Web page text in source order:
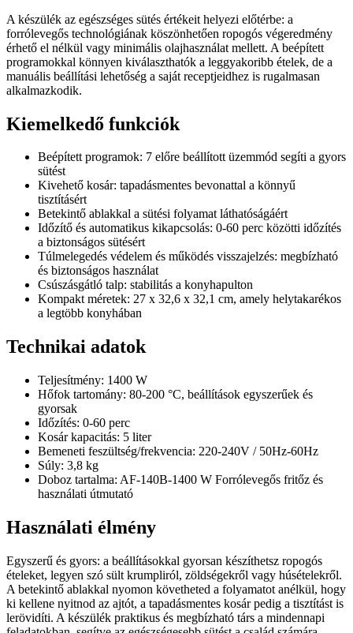
A készülék az egészséges sütés értékeit helyezi előtérbe: a
forrólevegős technológiának köszönhetően ropogós végeredmény
érhető el nélkül vagy minimális olajhasználat mellett. A beépített
programokkal könnyen kiválaszthatók a leggyakoribb ételek, de a
manuális beállítási lehetőség a saját receptjeidhez is rugalmasan
alkalmazkodik.
Kiemelkedő funkciók
Beépített programok: 7 előre beállított üzemmód segíti a gyors
sütést
Kivehető kosár: tapadásmentes bevonattal a könnyű
tisztításért
Betekintő ablakkal a sütési folyamat láthatóságáért
Időzítő és automatikus kikapcsolás: 0-60 perc közötti időzítés
a biztonságos sütésért
Túlmelegedés védelem és működés visszajelzés: megbízható
és biztonságos használat
Csúszásgátló talp: stabilitás a konyhapulton
Kompakt méretek: 27 x 32,6 x 32,1 cm, amely helytakarékos
a legtöbb konyhában
Technikai adatok
Teljesítmény: 1400 W
Hőfok tartomány: 80-200 °C, beállítások egyszerűek és
gyorsak
Időzítés: 0-60 perc
Kosár kapacitás: 5 liter
Bemeneti feszültség/frekvencia: 220-240V / 50Hz-60Hz
Súly: 3,8 kg
Doboz tartalma: AF-140B-1400 W Forrólevegős fritőz és
használati útmutató
Használati élmény
Egyszerű és gyors: a beállításokkal gyorsan készíthetsz ropogós
ételeket, legyen szó sült krumpliról, zöldségekről vagy húsételekről.
A betekintő ablakkal nyomon követheted a folyamatot anélkül, hogy
ki kellene nyitnod az ajtót, a tapadásmentes kosár pedig a tisztítást is
lerövidíti. A készülék praktikus és megbízható társ a mindennapi